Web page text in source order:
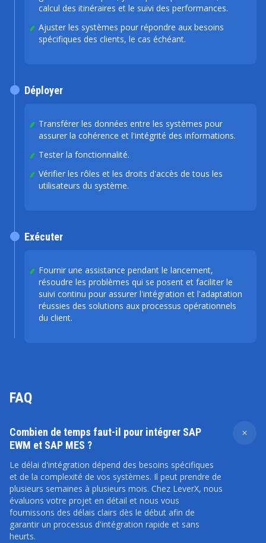
calcul des itinéraires et le suivi des performances.
Ajuster les systèmes pour répondre aux besoins
spécifiques des clients, le cas échéant.
Transférer les données entre les systèmes pour
assurer la cohérence et l'intégrité des informations.
Tester la fonctionnalité.
Vérifier les rôles et les droits d'accès de tous les
utilisateurs du système.
Déployer
Fournir une assistance pendant le lancement,
résoudre les problèmes qui se posent et faciliter le
suivi continu pour assurer l'intégration et l'adaptation
réussies des solutions aux processus opérationnels
du client.
Exécuter
FAQ
Combien de temps faut-il pour intégrer SAP
EWM et SAP MES ?
Le délai d'intégration dépend des besoins spécifiques
et de la complexité de vos systèmes. Il peut prendre de
plusieurs semaines à plusieurs mois. Chez LeverX, nous
évaluons votre projet en détail et nous vous
fournissons des délais clairs dès le début afin de
garantir un processus d'intégration rapide et sans
heurts.